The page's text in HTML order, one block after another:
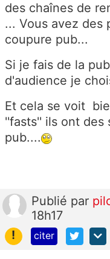
des chaînes de
... Vous avez des
coupure pub...
Si je fais de la
d'audience je
Et cela se voit
''fasts'' ils ont des
pub....
Publié par
18h17
!
citer